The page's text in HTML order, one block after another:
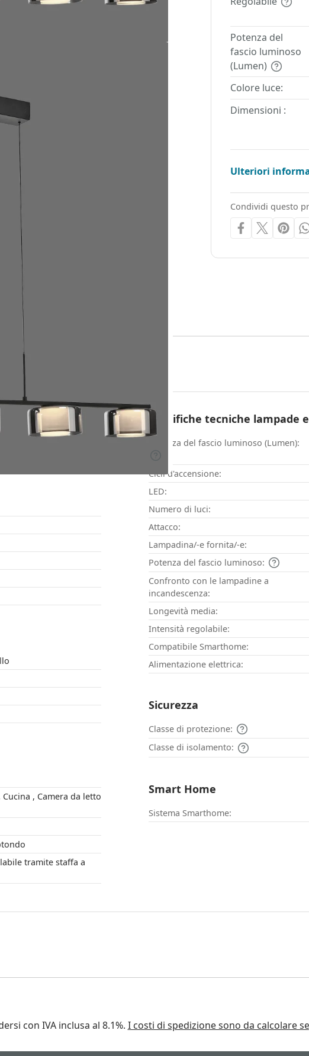
Potenza del
fascio luminoso
(Lumen)
Colore luce:
Dimensioni :
Ulteriori
Condividi questo
, Rotondo
Specifiche tecniche lampade
Potenza del fascio luminoso (Lumen):
Cicli d'accensione:
LED:
Numero di luci:
Attacco:
Lampadina/-e fornita/-e:
Potenza del fascio luminoso:
Confronto con le lampadine a
incandescenza:
Longevità media:
Intensità regolabile:
Compatibile Smarthome:
Alimentazione elettrica:
Sicurezza
Classe di protezione:
Classe di isolamento:
Smart Home
Sistema Smarthome:
con IVA inclusa al 8.1%. I costi di spedizione sono da calcolare